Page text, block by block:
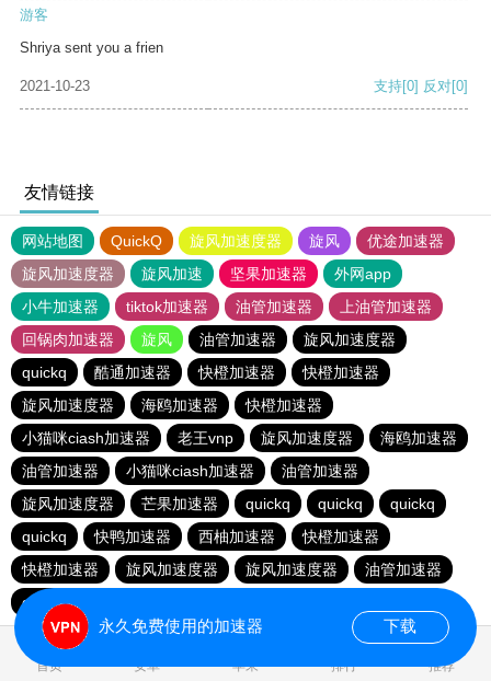
游客
Shriya sent you a frien
2021-10-23 支持[0] 反对[0]
友情链接
网站地图 QuickQ 旋风加速度器 旋风
优途加速器
旋风加速度器
旋风加速 坚果加速器
外网app
小牛加速器
tiktok加速器 油管加速器
上油管加速器
回锅肉加速器
旋风 油管加速器
旋风加速度器
quickq
酷通加速器 快橙加速器
快橙加速器
旋风加速度器
海鸥加速器
快橙加速器
小猫咪ciash加速器
老王vnp 旋风加速度器
海鸥加速器
油管加速器
小猫咪ciash加速器
油管加速器
旋风加速度器
芒果加速器 quickq quickq
quickq
quickq
快鸭加速器 西柚加速器
快橙加速器
快橙加速器
旋风加速度器 旋风加速度器
油管加速器
quickq
首页 安卓 苹果 排行 推荐
永久免费使用的加速器 下载